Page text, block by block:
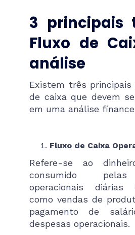
3 principais
Fluxo de
análise
Existem três
de caixa que devem
em uma análise
Fluxo de Caixa
Refere-se ao
consumido pelas
operacionais diárias
como vendas de
pagamento de
despesas operacionais.